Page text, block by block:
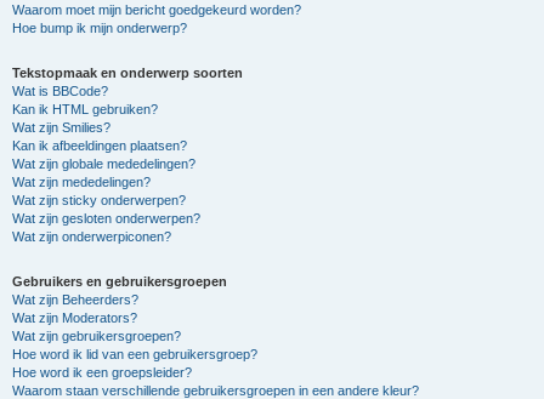
Waarom moet mijn bericht goedgekeurd worden?
Hoe bump ik mijn onderwerp?
Tekstopmaak en onderwerp soorten
Wat is BBCode?
Kan ik HTML gebruiken?
Wat zijn Smilies?
Kan ik afbeeldingen plaatsen?
Wat zijn globale mededelingen?
Wat zijn mededelingen?
Wat zijn sticky onderwerpen?
Wat zijn gesloten onderwerpen?
Wat zijn onderwerpiconen?
Gebruikers en gebruikersgroepen
Wat zijn Beheerders?
Wat zijn Moderators?
Wat zijn gebruikersgroepen?
Hoe word ik lid van een gebruikersgroep?
Hoe word ik een groepsleider?
Waarom staan verschillende gebruikersgroepen in een andere kleur?